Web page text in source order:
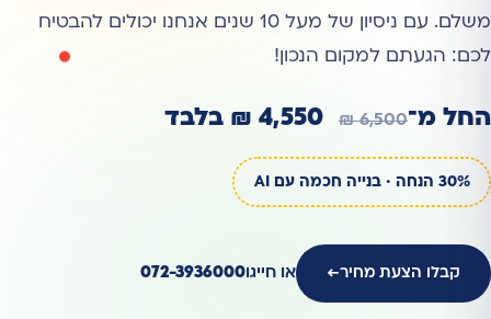
משלם. עם ניסיון של מעל 10 שנים אנחנו יכולים להבטיח
לכם: הגעתם למקום הנכון!
החל מ־6,500 ₪
30% הנחה · בנייה חכמה עם AI
קבלו הצעת מחיר← או חייגו 072-3936000